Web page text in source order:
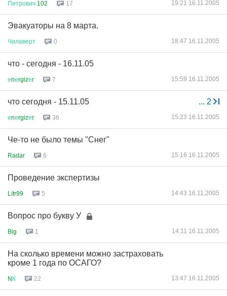
Петрович 102 17 19:21 16.11.2005
Эвакуаторы на 8 марта.
Чилаверт 0 18:47 16.11.2005
что - сегодня - 16.11.05
еnеrgizеr 7 15:59 16.11.2005
... 2
что сегодня - 15.11.05
еnеrgizеr 36 15:23 16.11.2005
Че-то не было темы "Снег"
Radar 6 15:16 16.11.2005
Проведение экспертизы
Litr99 5 14:43 16.11.2005
Вопрос про букву У
Big 1 14:11 16.11.2005
На сколько времени можно застраховать
кроме 1 года по ОСАГО?
NК 22 13:47 16.11.2005